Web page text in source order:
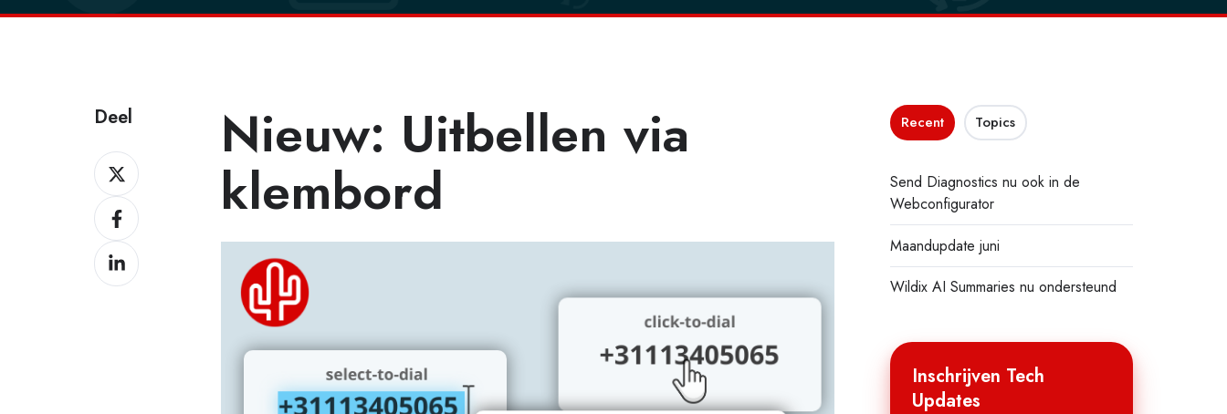
Deel
Deel
Deel
Deel
Nieuw: Uitbellen via
klembord
Recent Topics
Send Diagnostics nu ook in de
Webconfigurator
Maandupdate juni
Wildix AI Summaries nu ondersteund
Inschrijven Tech
Updates